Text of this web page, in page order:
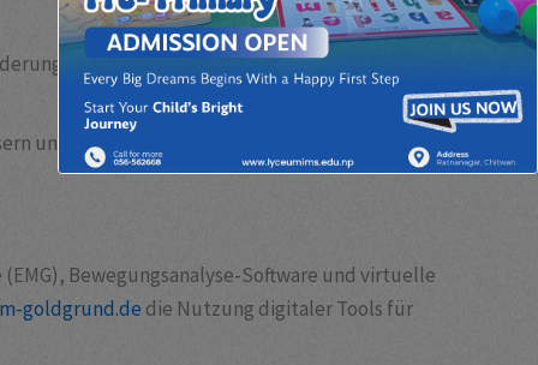
um die Gelenkfunktion
und die Rückbildung chronischer Beschwerden
Bewegungsanalyse-Software und virtuelle
goldgrund.de die Nutzung digitaler Tools für